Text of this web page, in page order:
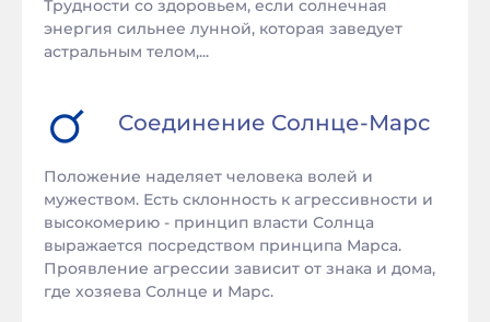
Трудности со здоровьем, если солнечная
энергия сильнее лунной, которая заведует
астральным телом,...
Соединение Солнце-Марс
Положение наделяет человека волей и
мужеством. Есть склонность к агрессивности и
высокомерию - принцип власти Солнца
выражается посредством принципа Марса.
Проявление агрессии зависит от знака и дома,
где хозяева Солнце и Марс.